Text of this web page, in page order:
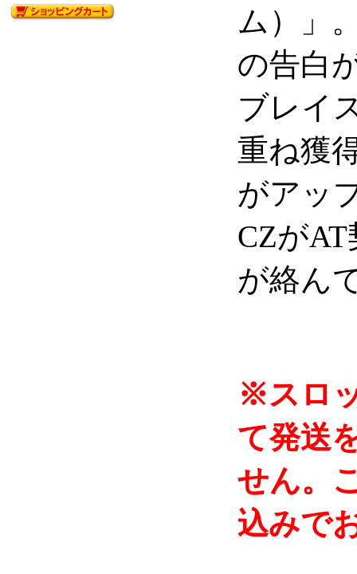
ム）」
の告白
ブレイ
重ね獲
がアッ
CZが
が絡ん
※スロ
て発送
せん。
込みで